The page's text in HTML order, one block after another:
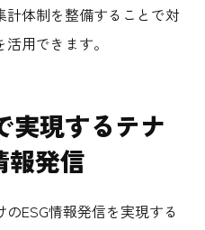
体制を整備することで対
用できます。
実現するテナ
報発信
ESG情報発信を実現する